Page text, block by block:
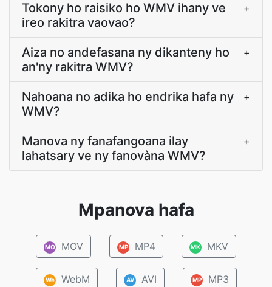
Tokony ho raisiko ho WMV ihany ve
ireo rakitra vaovao?
+
Aiza no andefasana ny dikanteny ho
an'ny rakitra WMV?
+
Nahoana no adika ho endrika hafa ny
WMV?
+
Manova ny fanafangoana ilay
lahatsary ve ny fanovàna WMV?
+
Mpanova hafa
MO MOV MP MP4 MK MKV
We WebM AV AVI MP MP3